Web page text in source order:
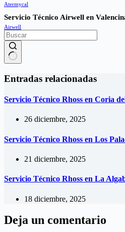
Atermycal
Servicio Técnico Airwell en
Airwell
resultados
Entradas relacionadas
Servicio Técnico Rhoss en Coria
26 diciembre, 2025
Servicio Técnico Rhoss en Los
21 diciembre, 2025
Servicio Técnico Rhoss en La
18 diciembre, 2025
Deja un comentario